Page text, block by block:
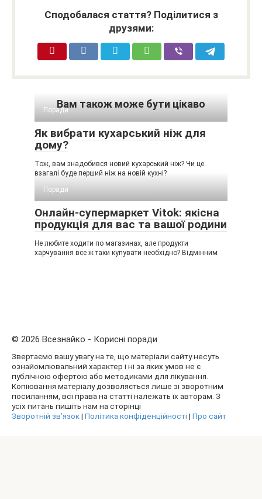
Сподобалася стаття? Поділитися з
друзями:
Вам також може бути цікаво
Поради
Як вибрати кухарський ніж для
дому?
Тож, вам знадобився новий кухарський ніж? Чи це
взагалі буде перший ніж на новій кухні?
Поради
Онлайн-супермаркет Vitok: якісна
продукція для вас та вашої родини
Не любите ходити по магазинах, але продукти
харчування все ж таки купувати необхідно? Відмінним
© 2026 Всезнайко - Корисні поради
Звертаємо вашу увагу на те, що матеріали сайту несуть
ознайомлювальний характер і ні за яких умов не є
публічною офертою або методиками для лікування.
Копіювання матеріалу дозволяється лише зі зворотним
посиланням, всі права на статті належать їх авторам. З
усіх питань пишіть нам на сторінці
Зворотній зв’язок| Політика конфіденційності| Про сайт